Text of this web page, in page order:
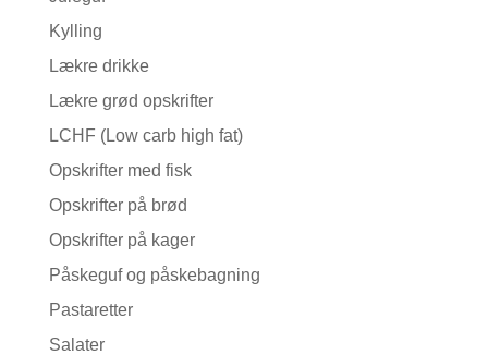
Kylling
Lækre drikke
Lækre grød opskrifter
LCHF (Low carb high fat)
Opskrifter med fisk
Opskrifter på brød
Opskrifter på kager
Påskeguf og påskebagning
Pastaretter
Salater